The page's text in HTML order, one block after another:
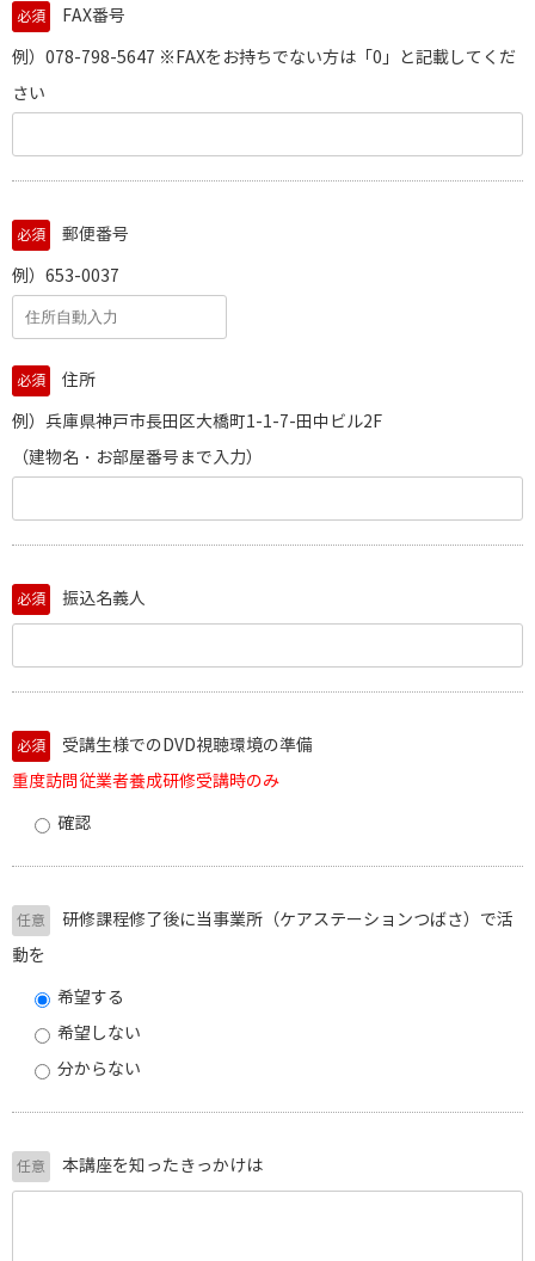
必須 FAX番号
例）078-798-5647 ※FAXをお持ちでない方は「0」と記載してくだ
さい
必須 郵便番号
例）653-0037
必須 住所
例）兵庫県神戸市長田区大橋町1-1-7-田中ビル2F
（建物名・お部屋番号まで入力）
必須 振込名義人
必須
受講生様でのDVD視聴環境の準備
重度訪問従業者養成研修受講時のみ
確認
任意
研修課程修了後に当事業所（ケアステーションつばさ）で活
動を
希望する
希望しない
分からない
任意 本講座を知ったきっかけは